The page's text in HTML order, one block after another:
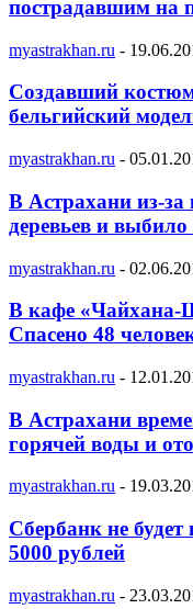
пострадавшим на
myastrakhan.ru -
Создавший
бельгийский
myastrakhan.ru -
В Астрахани из-за
деревьев и выбило
myastrakhan.ru -
В кафе «Чайхана-
Спасено 48
myastrakhan.ru -
В Астрахани
горячей воды и
myastrakhan.ru -
Сбербанк не
5000 рублей
myastrakhan.ru -